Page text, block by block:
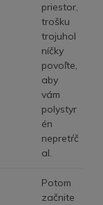
priestor,
trošku
trojuhol
níčky
povoľte,
aby
vám
polystyr
én
nepretŕč
al.
Potom
začnite